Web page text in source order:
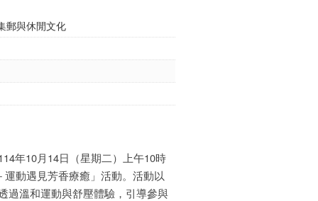
郵與休閒文化
年10月14日（星期二）上午10時
動遇見芳香療癒」活動。活動以
過溫和運動與舒壓體驗，引導參與